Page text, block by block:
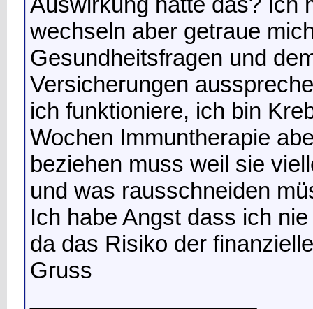
wechseln aber getraue
Gesundheitsfragen und
Versicherungen
ich funktioniere, ich bin
Wochen Immuntherapie
beziehen muss weil sie
und was rausschneiden
Ich habe Angst dass ich
da das Risiko der
Gruss